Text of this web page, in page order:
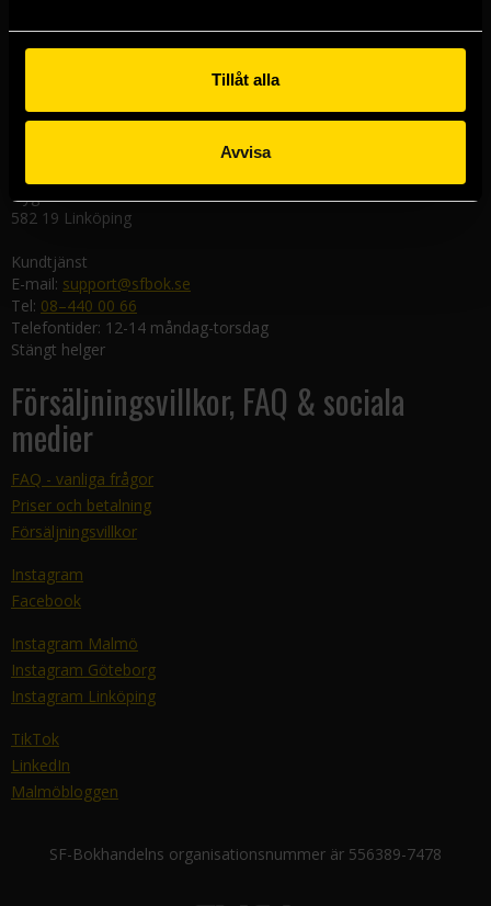
Tillåt alla
Avvisa
Södra Förstadsgatan 26
211 43 Malmö
Nygatan 20
582 19 Linköping
Kundtjänst
E-mail: support@sfbok.se
Tel: 08–440 00 66
Telefontider: 12-14 måndag-torsdag
Stängt helger
Försäljningsvillkor, FAQ & sociala
medier
FAQ - vanliga frågor
Priser och betalning
Försäljningsvillkor
Instagram
Facebook
Instagram Malmö
Instagram Göteborg
Instagram Linköping
TikTok
LinkedIn
Malmöbloggen
SF-Bokhandelns organisationsnummer är 556389-7478